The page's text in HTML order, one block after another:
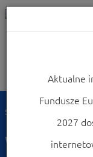
Strona główna
Aktualne
Fundusze
2027